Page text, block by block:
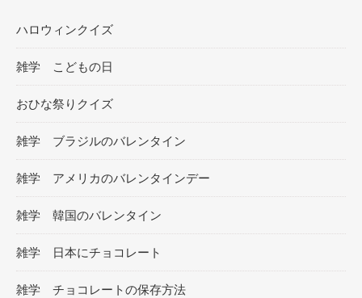
ハロウィンクイズ
雑学 こどもの日
おひな祭りクイズ
雑学 ブラジルのバレンタイン
雑学 アメリカのバレンタインデー
雑学 韓国のバレンタイン
雑学 日本にチョコレート
雑学 チョコレートの保存方法